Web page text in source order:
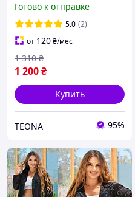
Готово к отправке
5.0 (2)
от 120₴/мес
1 200₴
1 310 ₴
Купить
ТEONA 95%